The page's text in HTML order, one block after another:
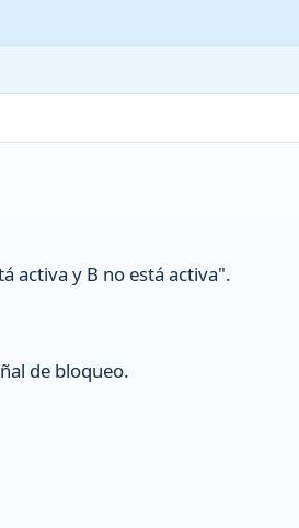
activa y B no está activa".
de bloqueo.